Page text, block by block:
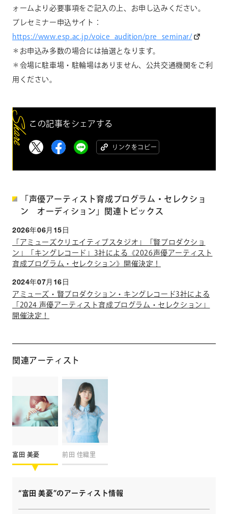
ォームより必要事項をご記入の上、お申し込みください。
プレセミナー申込サイト：
https://www.esp.ac.jp/voice_audition/pre_seminar/
＊お申込み多数の場合には抽選となります。
＊会場に駐車場・駐輪場はありません、公共交通機関をご利
用ください。
この記事をシェアする
リンクをコピー
「声優アーティスト育成プログラム・セレクショ
ン オーディション」関連トピックス
2026年06月15日
「アミューズクリエイティブスタジオ」「賢プロダクショ
ン」「キングレコード」3社による《2026声優アーティスト
育成プログラム・セレクション》開催決定！
2024年07月16日
アミューズ・賢プロダクション・キングレコード3社による
「2024 声優アーティスト育成プログラム・セレクション」
開催決定！
関連アーティスト
富田 美憂 前田 佳織里
“富田 美憂”のアーティスト情報